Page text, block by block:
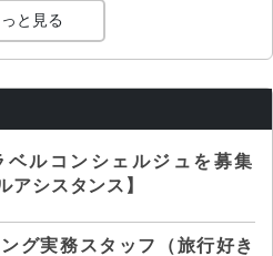
と見る
ベルコンシェルジュを募集
アシスタンス】
グ実務スタッフ（旅行好き